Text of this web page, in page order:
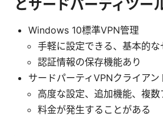
とサードパーティツー
Windows 10標準VPN管理
手軽に設定できる、基本的な
認証情報の保存機能あり
サードパーティVPNクライアン
高度な設定、追加機能、複
料金が発生することがある